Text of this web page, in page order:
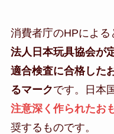
消費者庁のHPによる
法人日本玩具協会が
適合検査に合格した
るマークです。日本
注意深く作られたお
奨するものです。